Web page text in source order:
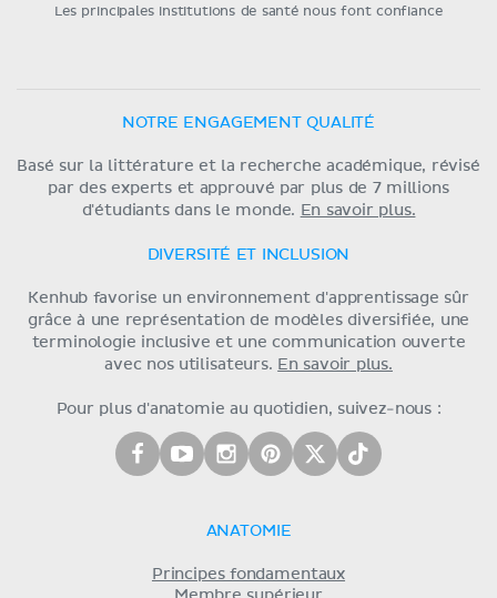
Les principales institutions de santé nous font confiance
NOTRE ENGAGEMENT QUALITÉ
Basé sur la littérature et la recherche académique, révisé
par des experts et approuvé par plus de 7 millions
d'étudiants dans le monde. En savoir plus.
DIVERSITÉ ET INCLUSION
Kenhub favorise un environnement d'apprentissage sûr
grâce à une représentation de modèles diversifiée, une
terminologie inclusive et une communication ouverte
avec nos utilisateurs. En savoir plus.
Pour plus d'anatomie au quotidien, suivez-nous :
ANATOMIE
Principes fondamentaux